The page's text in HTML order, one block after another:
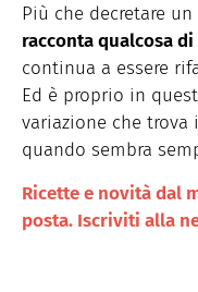
Più che decretare
racconta qualcosa
continua a essere
Ed è proprio in
variazione che
quando sembra
Ricette e novità dal
posta. Iscriviti alla